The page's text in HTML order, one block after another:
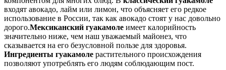
входят авокадо, лайм или лимон, что объясняет его редкое
использование в России, так как авокадо стоят у нас довольно
дорого.Мексиканский гуакамоле имеет калорийность
значительно ниже, чем наш уважаемый майонез, что
сказывается на его безусловной пользе для здоровья.
Ингредиенты гуакамоле растительного происхождения
позволяют употреблять его людям соблюдающим пост.